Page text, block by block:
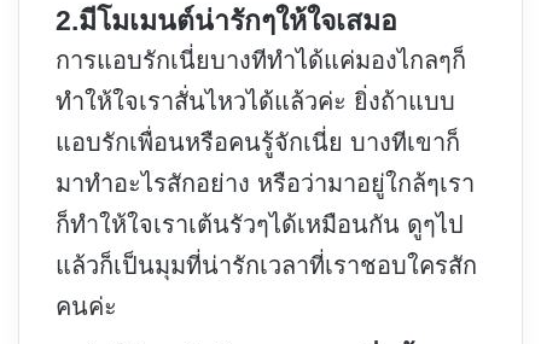
2.มีโมเมนต์น่ารักๆให้ใจเสมอ
การแอบรักเนี่ยบางทีทำได้แค่มองไกลๆก็
ทำให้ใจเราสั่นไหวได้แล้วค่ะ ยิ่งถ้าแบบ
แอบรักเพื่อนหรือคนรู้จักเนี่ย บางทีเขาก็
มาทำอะไรสักอย่าง หรือว่ามาอยู่ใกล้ๆเรา
ก็ทำให้ใจเราเต้นรัวๆได้เหมือนกัน ดูๆไป
แล้วก็เป็นมุมที่น่ารักเวลาที่เราชอบใครสัก
คนค่ะ